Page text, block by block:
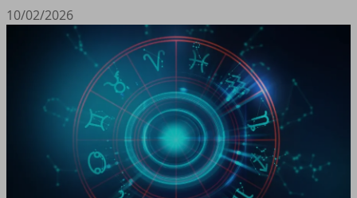
10/02/2026